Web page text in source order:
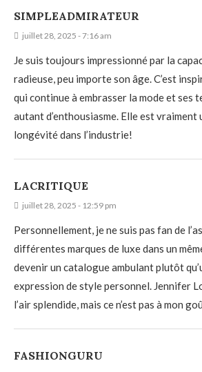
SIMPLEADMIRATEUR
juillet 28, 2025 - 7:16 am
Je suis toujours impressionné par la
radieuse, peu importe son âge. C’est
qui continue à embrasser la mode et ses
autant d’enthousiasme. Elle est vraiment
longévité dans l’industrie!
LACRITIQUE
juillet 28, 2025 - 12:59 pm
Personnellement, je ne suis pas fan de
différentes marques de luxe dans un
devenir un catalogue ambulant plutôt
expression de style personnel. Jennifer
l’air splendide, mais ce n’est pas à mon
FASHIONGURU